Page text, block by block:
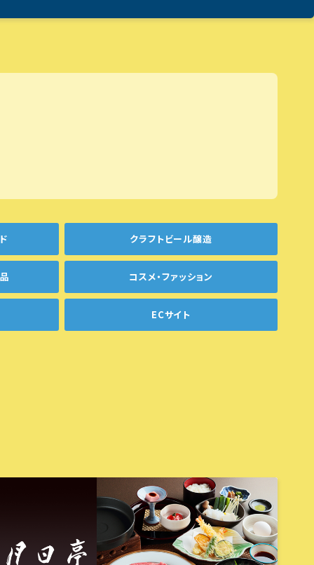
クラフトビール醸造
コスメ・ファッション
ECサイト